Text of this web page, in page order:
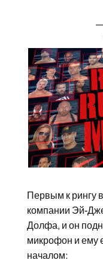
Первым к рингу
компании Эй-
Долфа, и он
микрофон и ему
началом: